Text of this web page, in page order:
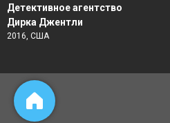
Детективное агентство
Дирка Джентли
2016, США